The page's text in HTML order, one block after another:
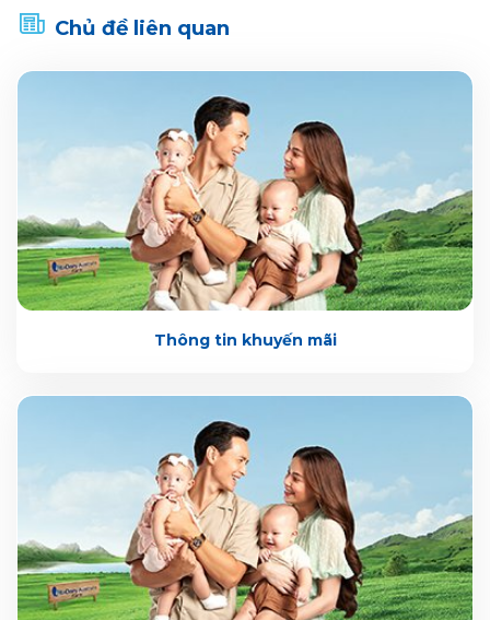
Chủ đề liên quan
Thông tin khuyến mãi